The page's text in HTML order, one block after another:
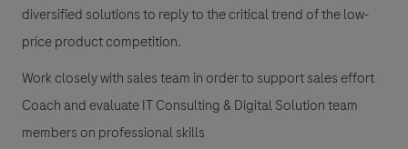
diversified solutions to reply to the critical trend of the low-
price product competition.
Work closely with sales team in order to support sales effort
Coach and evaluate IT Consulting & Digital Solution team
members on professional skills